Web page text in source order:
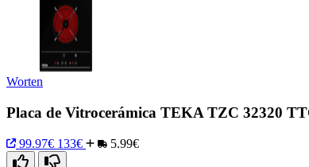
Worten
Placa de Vitrocerámica TEKA TZC 32320
99.97€ 133€ 5.99€